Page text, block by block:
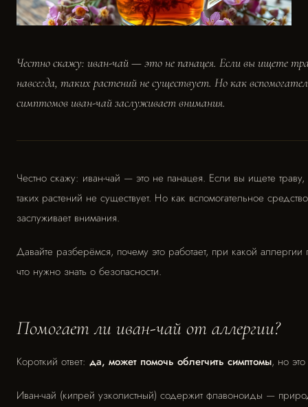
Честно скажу: иван-чай — это не панацея. Если вы ищете
навсегда, таких растений не существует. Но как
симптомов иван-чай заслуживает внимания.
Честно скажу: иван-чай — это не панацея. Если вы ищете
таких растений не существует. Но как вспомогательное
заслуживает внимания.
Давайте разберёмся, почему это работает, при какой аллергии
что нужно знать о безопасности.
Помогает ли иван-чай от аллергии?
Короткий ответ: да, может помочь облегчить симптомы, но
Иван-чай (кипрей узколистный) содержит флавоноиды —